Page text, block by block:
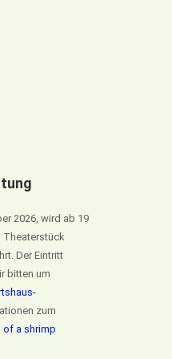
2026, wird ab 19
Theaterstück
Der Eintritt
bitten um
zum
of a shrimp